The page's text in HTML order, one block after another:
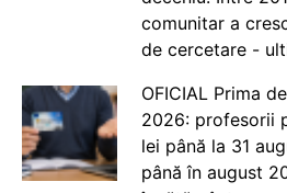
comunitar a
de cercetare -
OFICIAL Prima
2026: profesorii
lei până la 31
până în august